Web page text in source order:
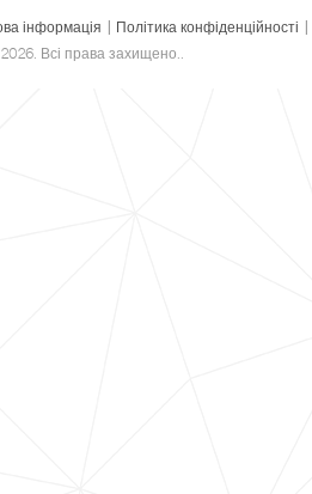
інформація Політика конфіденційності
Всі права захищено..